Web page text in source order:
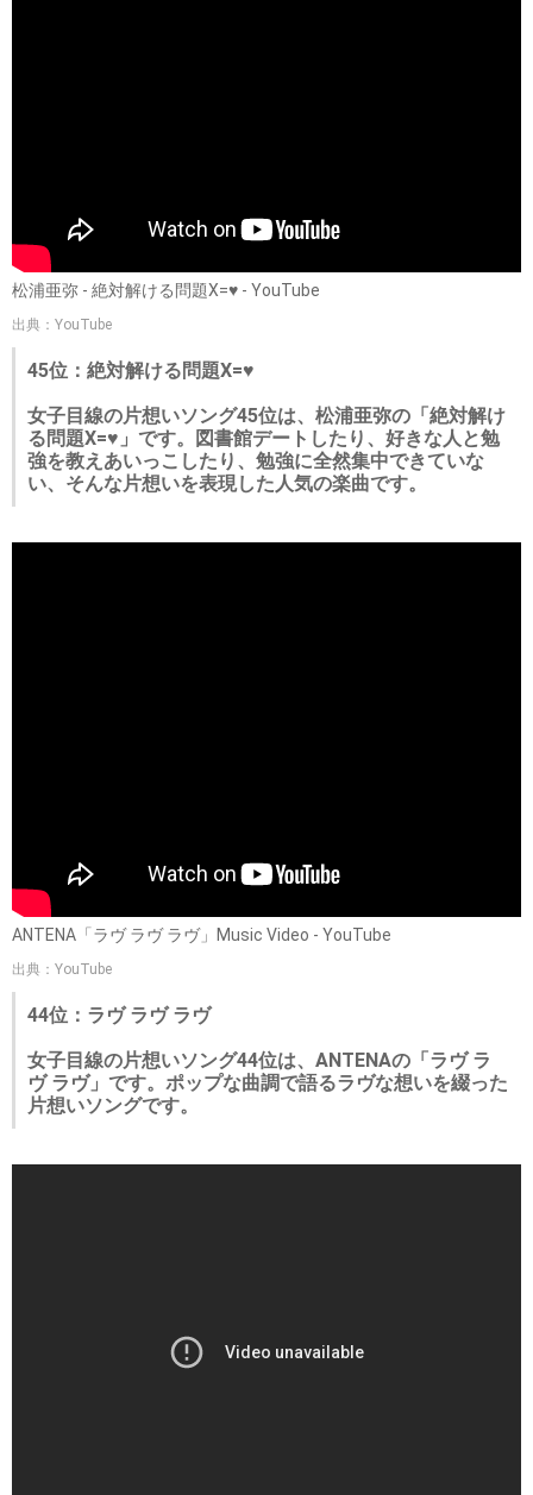
松浦亜弥 - 絶対解ける問題X=♥ - YouTube
出典：YouTube
45位：絶対解ける問題X=♥
女子目線の片想いソング45位は、松浦亜弥の「絶対解け
る問題X=♥」です。図書館デートしたり、好きな人と勉
強を教えあいっこしたり、勉強に全然集中できていな
い、そんな片想いを表現した人気の楽曲です。
ANTENA「ラヴ ラヴ ラヴ」Music Video - YouTube
出典：YouTube
44位：ラヴ ラヴ ラヴ
女子目線の片想いソング44位は、ANTENAの「ラヴ ラ
ヴ ラヴ」です。ポップな曲調で語るラヴな想いを綴った
片想いソングです。